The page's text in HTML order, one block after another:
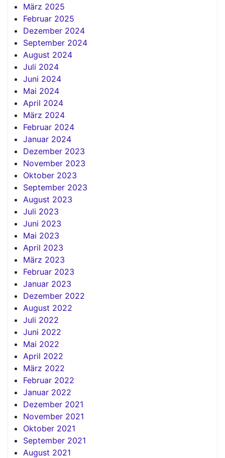
März 2025
Februar 2025
Dezember 2024
September 2024
August 2024
Juli 2024
Juni 2024
Mai 2024
April 2024
März 2024
Februar 2024
Januar 2024
Dezember 2023
November 2023
Oktober 2023
September 2023
August 2023
Juli 2023
Juni 2023
Mai 2023
April 2023
März 2023
Februar 2023
Januar 2023
Dezember 2022
August 2022
Juli 2022
Juni 2022
Mai 2022
April 2022
März 2022
Februar 2022
Januar 2022
Dezember 2021
November 2021
Oktober 2021
September 2021
August 2021